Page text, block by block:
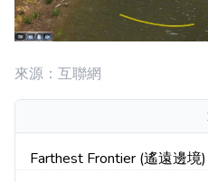
來源：互聯網
Farthest Frontier (遙遠邊